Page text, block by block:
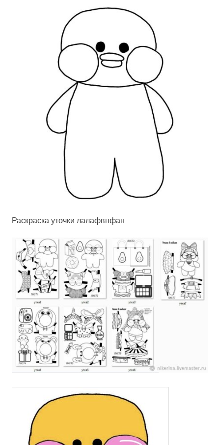
Раскраска уточки лалафвнфан